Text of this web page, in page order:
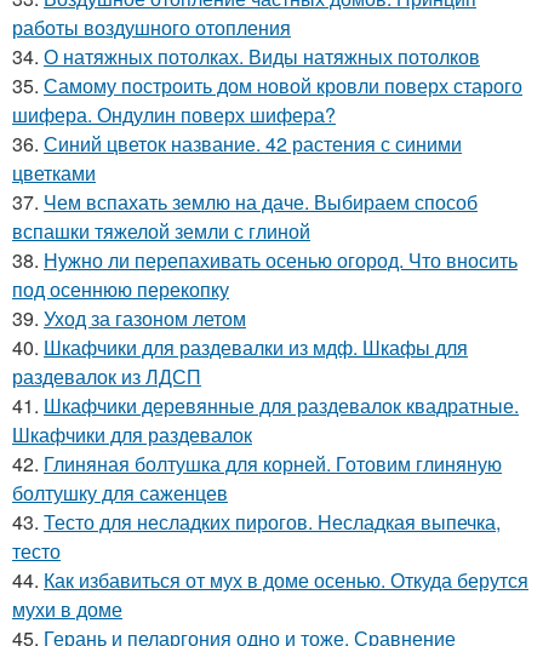
работы воздушного отопления
34. О натяжных потолках. Виды натяжных потолков
35. Самому построить дом новой кровли поверх старого
шифера. Ондулин поверх шифера?
36. Синий цветок название. 42 растения с синими
цветками
37. Чем вспахать землю на даче. Выбираем способ
вспашки тяжелой земли с глиной
38. Нужно ли перепахивать осенью огород. Что вносить
под осеннюю перекопку
39. Уход за газоном летом
40. Шкафчики для раздевалки из мдф. Шкафы для
раздевалок из ЛДСП
41. Шкафчики деревянные для раздевалок квадратные.
Шкафчики для раздевалок
42. Глиняная болтушка для корней. Готовим глиняную
болтушку для саженцев
43. Тесто для несладких пирогов. Несладкая выпечка,
тесто
44. Как избавиться от мух в доме осенью. Откуда берутся
мухи в доме
45. Герань и пеларгония одно и тоже. Сравнение